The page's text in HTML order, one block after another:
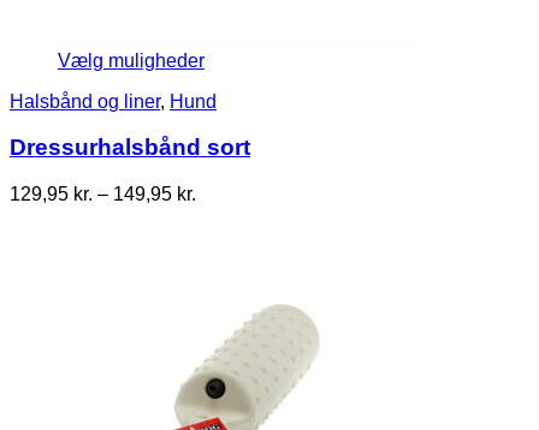
Vælg muligheder
Halsbånd og liner, Hund
Dressurhalsbånd sort
129,95 kr. – 149,95 kr.